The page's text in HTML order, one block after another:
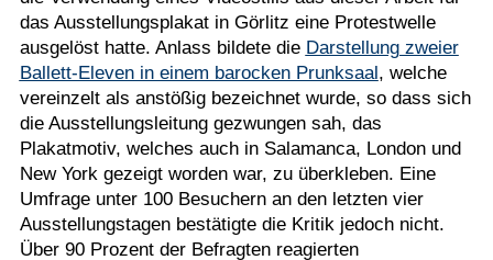
das Ausstellungsplakat in Görlitz eine Protestwelle
ausgelöst hatte. Anlass bildete die Darstellung zweier
Ballett-Eleven in einem barocken Prunksaal, welche
vereinzelt als anstößig bezeichnet wurde, so dass sich
die Ausstellungsleitung gezwungen sah, das
Plakatmotiv, welches auch in Salamanca, London und
New York gezeigt worden war, zu überkleben. Eine
Umfrage unter 100 Besuchern an den letzten vier
Ausstellungstagen bestätigte die Kritik jedoch nicht.
Über 90 Prozent der Befragten reagierten